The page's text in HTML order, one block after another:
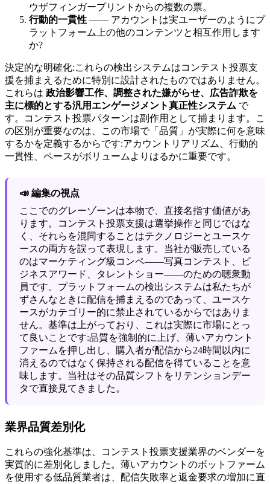
ウザフィンガープリントからの複数の票。
行動的一貫性 ―― アカウントは実ユーザーのようにプ
ラットフォーム上の他のコンテンツと相互作用します
か?
決定的な明確化:これらの検出システムはコンテスト投票支
援を捕まえるために特別に設計されたものではありません。
これらは 政治影響工作、調整された嫌がらせ、広告詐欺を
主に標的とする汎用エンゲージメント真正性システム で
す。コンテスト投票パターンは副作用として捕まります。こ
の区別が重要なのは、この市場で「品質」が実際に何を意味
するかを定義するからです:アカウントリアリズム、行動的
一貫性、ペースがボリュームよりはるかに重要です。
📣 編集の視点
ここでのグレーゾーンは本物で、直接名指す価値があ
ります。コンテスト投票支援は選挙操作と同じではな
く、それらを混同することはテクノロジーとユースケ
ースの両方を誤って表現します。当社が販売している
のはマーケティング級コンペ――写真コンテスト、ビ
ジネスアワード、タレントショー――のための聴衆動
員です。プラットフォームの検出システムは私たちが
ずさんなときに配信を捕まえるのであって、ユースケ
ースがカテゴリー的に禁止されているからではありま
せん。基準は上がっており、これは実際に市場にとっ
て良いことです:品質を強制的に上げ、薄いアカウント
ファームを押し出し、購入者が配信から24時間以内に
消えるのではなく保持される配信を得ていることを意
味します。当社はその品質シフトをリテンションデー
タで直接見てきました。
業界品質差別化
これらの強化基準は、コンテスト投票支援業界のベンダーを
実質的に差別化しました。薄いアカウントのボットファーム
を使用する低品質業者は、配信失敗率と返金要求の増加に直